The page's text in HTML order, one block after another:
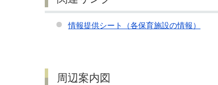
情報提供シート（各保育施設の情報）
周辺案内図